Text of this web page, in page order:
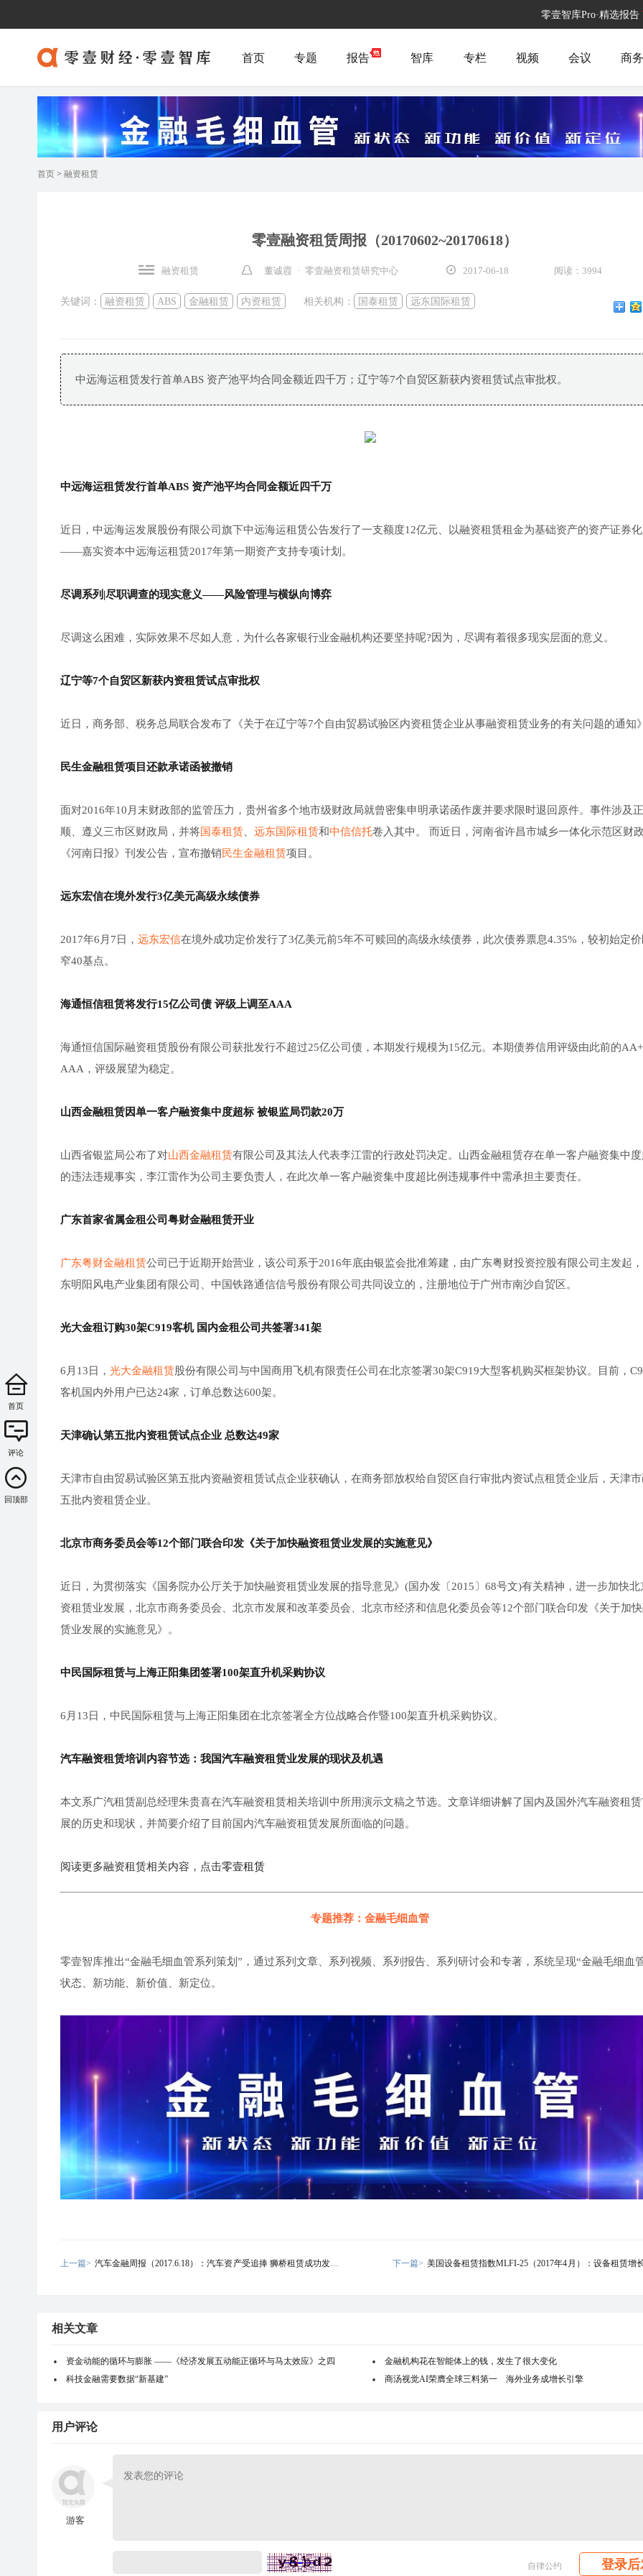
零壹智库Pro·精选报告
首页 专题 报告 智库 专栏 视频 会议 商
首页 > 融资租赁
零壹融资租赁周报（20170602~20170618）
融资租赁 董诚霞 · 零壹融资租赁研究中心 2017-06-18 阅读：3994
关键词： 融资租赁 ABS 金融租赁 内资租赁 相关机构： 国泰租赁 远东国际租赁
中远海运租赁发行首单ABS 资产池平均合同金额近四千万；辽宁等7个自贸区新获内资租赁试点审批权。
中远海运租赁发行首单ABS 资产池平均合同金额近四千万
近日，中远海运发展股份有限公司旗下中远海运租赁公告发行了一支额度12亿元、以融资租赁租金为基础资产的资产证券
——嘉实资本中远海运租赁2017年第一期资产支持专项计划。
尽调系列|尽职调查的现实意义——风险管理与横纵向博弈
尽调这么困难，实际效果不尽如人意，为什么各家银行业金融机构还要坚持呢?因为，尽调有着很多现实层面的意义。
辽宁等7个自贸区新获内资租赁试点审批权
近日，商务部、税务总局联合发布了《关于在辽宁等7个自由贸易试验区内资租赁企业从事融资租赁业务的有关问题的通知
民生金融租赁项目还款承诺函被撤销
面对2016年10月末财政部的监管压力，贵州省多个地市级财政局就曾密集申明承诺函作废并要求限时退回原件。事件涉及
顺、遵义三市区财政局，并将国泰租赁 远东国际租赁和中信信托卷入其中。 而近日，河南省许昌市城乡一体化示范区财
《河南日报》刊发公告，宣布撤销民生金融租赁项目。
远东宏信在境外发行3亿美元高级永续债券
2017年6月7日， 远东宏信在境外成功定价发行了3亿美元前5年不可赎回的高级永续债券，此次债券票息4.35%，较初始定
窄40基点。
海通恒信租赁将发行15亿公司债 评级上调至AAA
海通恒信国际融资租赁股份有限公司获批发行不超过25亿公司债，本期发行规模为15亿元。本期债券信用评级由此前的
AAA，评级展望为稳定。
山西金融租赁因单一客户融资集中度超标 被银监局罚款20万
山西省银监局公布了对山西金融租赁有限公司及其法人代表李江雷的行政处罚决定。山西金融租赁存在单一客户融资集中
的违法违规事实，李江雷作为公司主要负责人，在此次单一客户融资集中度超比例违规事件中需承担主要责任。
广东首家省属金租公司粤财金融租赁开业
广东粤财金融租赁公司已于近期开始营业，该公司系于2016年底由银监会批准筹建，由广东粤财投资控股有限公司主发起
东明阳风电产业集团有限公司、中国铁路通信信号股份有限公司共同设立的，注册地位于广州市南沙自贸区。
光大金租订购30架C919客机 国内金租公司共签署341架
6月13日， 光大金融租赁股份有限公司与中国商用飞机有限责任公司在北京签署30架C919大型客机购买框架协议。目前，
客机国内外用户已达24家，订单总数达600架。
天津确认第五批内资租赁试点企业 总数达49家
天津市自由贸易试验区第五批内资融资租赁试点企业获确认，在商务部放权给自贸区自行审批内资试点租赁企业后，天津
五批内资租赁企业。
北京市商务委员会等12个部门联合印发《关于加快融资租赁业发展的实施意见》
近日，为贯彻落实《国务院办公厅关于加快融资租赁业发展的指导意见》(国办发〔2015〕68号文)有关精神，进一步加快北
资租赁业发展，北京市商务委员会、北京市发展和改革委员会、北京市经济和信息化委员会等12个部门联合印发《关于加
赁业发展的实施意见》。
中民国际租赁与上海正阳集团签署100架直升机采购协议
6月13日，中民国际租赁与上海正阳集团在北京签署全方位战略合作暨100架直升机采购协议。
汽车融资租赁培训内容节选：我国汽车融资租赁业发展的现状及机遇
本文系广汽租赁副总经理朱贵喜在汽车融资租赁相关培训中所用演示文稿之节选。文章详细讲解了国内及国外汽车融资租
展的历史和现状，并简要介绍了目前国内汽车融资租赁发展所面临的问题。
阅读更多融资租赁相关内容，点击零壹租赁
专题推荐：金融毛细血管
零壹智库推出“金融毛细血管系列策划”，通过系列文章、系列视频、系列报告、系列研讨会和专著，系统呈现“金融毛细血
状态、新功能、新价值、新定位。
上一篇> 汽车金融周报（2017.6.18）：汽车资产受追捧 狮桥租赁成功发行近
下一篇> 美国设备租赁指数MLFI-25（2017年4月）：设备租赁增
相关文章
资金动能的循环与膨胀 ——《经济发展五动能正循环与马太效应》之四
金融机构花在智能体上的钱，发生了很大变化
科技金融需要数据“新基建”
商汤视觉AI荣膺全球三料第一 海外业务成增长引擎
用户评论
游客
自律公约 登录后
首页
评论
回顶部